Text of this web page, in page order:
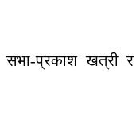
सभा-प्रकाश खत्री र